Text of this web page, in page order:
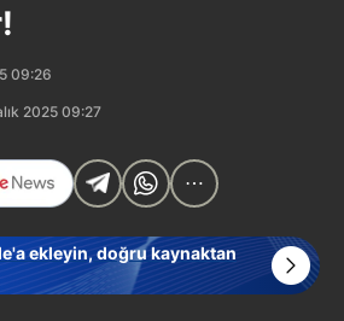
09:26
2025 09:27
ekleyin, doğru kaynaktan